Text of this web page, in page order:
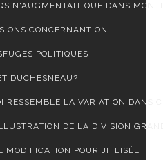
N'AUGMENTAIT QUE DANS
CONCERNANT ON
POLITIQUES
DUCHESNEAU?
RESSEMBLE LA VARIATION DANS
DE LA DIVISION
MODIFICATION POUR JF LISÉE